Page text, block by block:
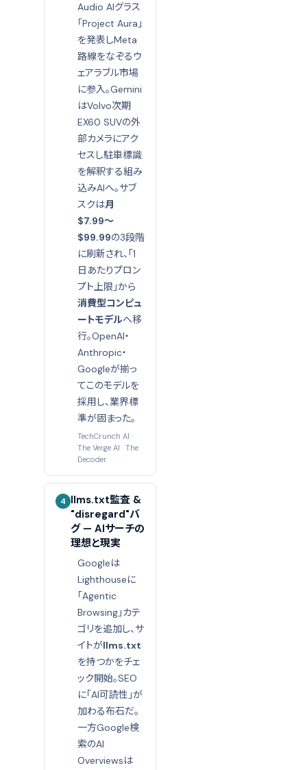
Audio AIグラス
「Project Aura」
を発表しMeta
路線をなぞるウ
ェアラブル市場
に参入。Gemini
はVolvo次期
EX60 SUVの外
部カメラにアク
セスし駐車標識
を解釈する組み
込みAIへ。サブ
スクは月
$7.99〜
$99.99の3段階
に刷新され、「1
日あたりプロン
プト上限」から
消費型コンピュ
ートモデルへ移
行。OpenAI・
Anthropic・
Googleが揃っ
てこのモデルを
採用し、業界標
準が固まった。
TechCrunch AI ·
The Verge AI · The
Decoder
4
llms.txt監査 &
"disregard"バ
グ — AIサーチの
理想と現実
Googleは
Lighthouseに
「Agentic
Browsing」カテ
ゴリを追加し、サ
イトがllms.txt
を持つかをチェ
ック開始。SEO
に「AI可読性」が
加わる布石だ。
一方Google検
索のAI
Overviewsは